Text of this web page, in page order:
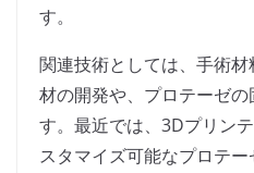
す。
関連技術としては、手術
材の開発や、プロテーゼ
す。最近では、3Dプリン
スタマイズ可能なプロテ